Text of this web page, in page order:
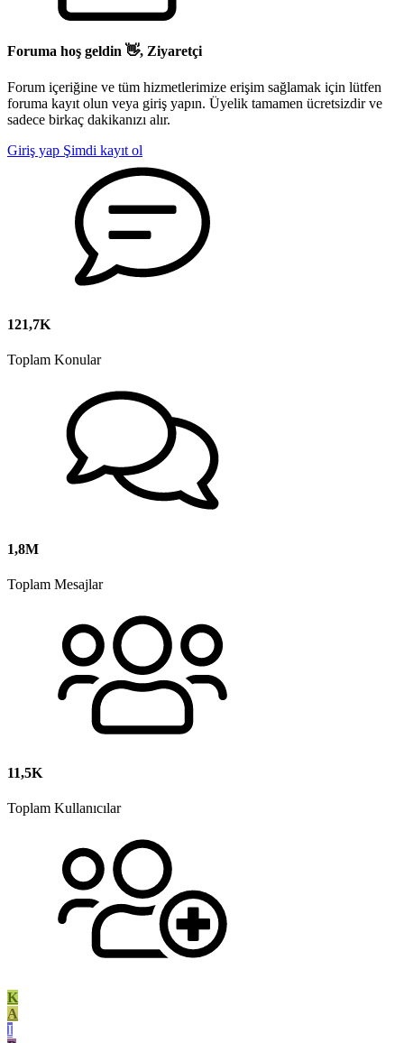
Foruma hoş geldin 👋, Ziyaretçi
Forum içeriğine ve tüm hizmetlerimize erişim sağlamak için lütfen
foruma kayıt olun veya giriş yapın. Üyelik tamamen ücretsizdir ve
sadece birkaç dakikanızı alır.
Giriş yap Şimdi kayıt ol
121,7K
Toplam Konular
1,8M
Toplam Mesajlar
11,5K
Toplam Kullanıcılar
K
A
I